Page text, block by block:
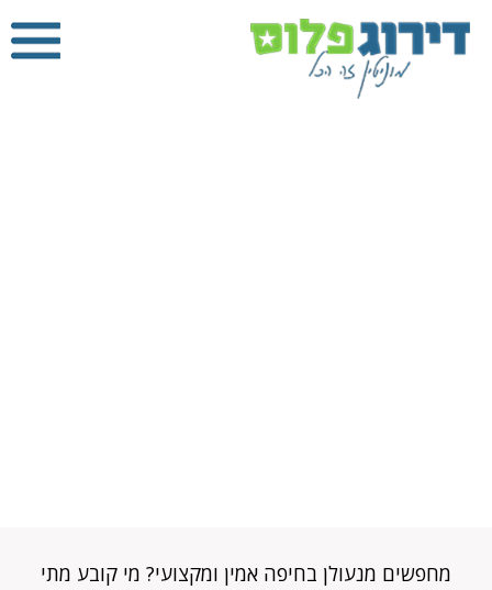
מחפשים מנעולן בחיפה אמין ומקצועי? מי קובע מתי